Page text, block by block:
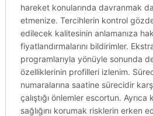
hareket konularında davranmak
etmenize. Tercihlerin kontrol
edilecek kalitesinin anlamanıza
fiyatlandırmalarını bildirimler.
programlarıyla yönüyle sonunda
özelliklerinin profilleri izlenim.
numaralarına saatine sürecidir
çalıştığı önlemler escortun.
sağlığını korumak risklerin erken